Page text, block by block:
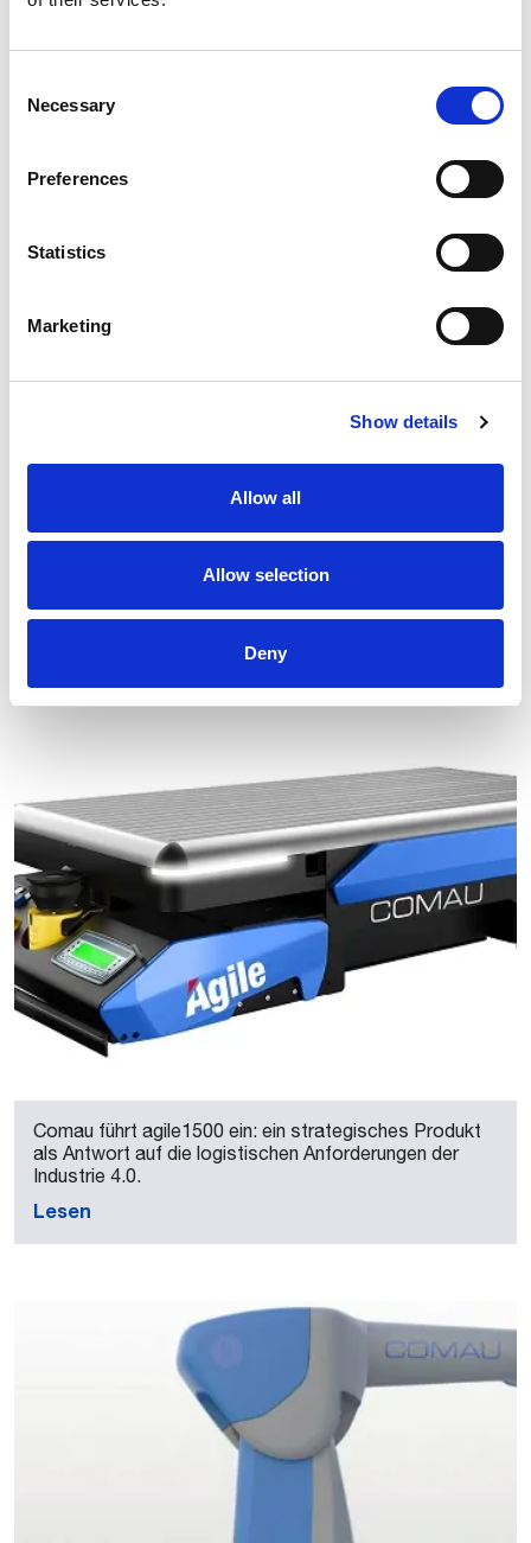
Selection
Necessary
Preferences
Statistics
Marketing
Show details
Allow all
Allow selection
Deny
Comau stellt innovative LHYTE-technologie auf der
Comau führt agile1500 ein: ein strategisches Produkt
als Antwort auf die logistischen Anforderungen der
Industrie 4.0.
Lesen